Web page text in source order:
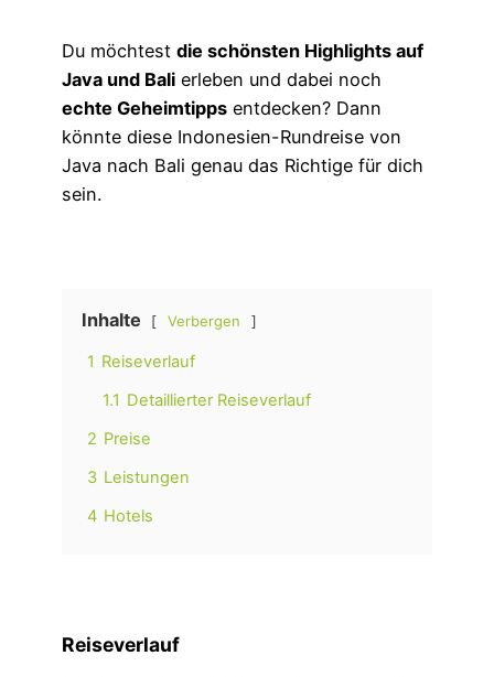
Du möchtest die schönsten Highlights auf
Java und Bali erleben und dabei noch
echte Geheimtipps entdecken? Dann
könnte diese Indonesien-Rundreise von
Java nach Bali genau das Richtige für dich
sein.
Inhalte Verbergen
1 Reiseverlauf
1.1 Detaillierter Reiseverlauf
2 Preise
3 Leistungen
4 Hotels
Reiseverlauf